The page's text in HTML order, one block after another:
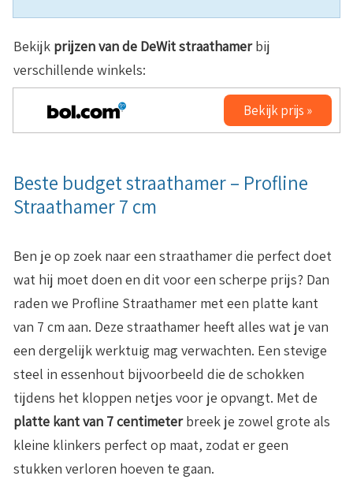
Bekijk prijzen van de DeWit straathamerbij
verschillende winkels:
Bekijk prijs »
Beste budget straathamer – Profline
Straathamer 7 cm
Ben je op zoek naar een straathamer die perfect doet
wat hij moet doen en dit voor een scherpe prijs? Dan
raden we Profline Straathamer met een platte kant
van 7 cm aan. Deze straathamer heeft alles wat je van
een dergelijk werktuig mag verwachten. Een stevige
steel in essenhout bijvoorbeeld die de schokken
tijdens het kloppen netjes voor je opvangt. Met de
platte kant van 7 centimeterbreek je zowel grote als
kleine klinkers perfect op maat, zodat er geen
stukken verloren hoeven te gaan.